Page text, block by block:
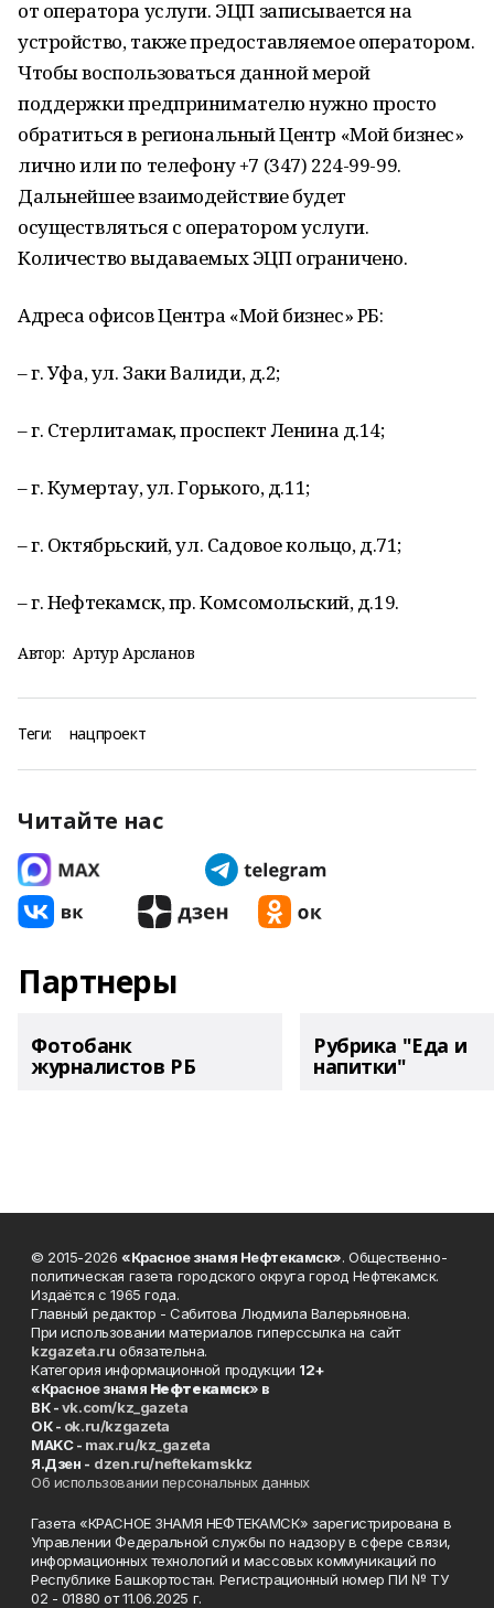
от оператора услуги. ЭЦП записывается на
устройство, также предоставляемое оператором.
Чтобы воспользоваться данной мерой
поддержки предпринимателю нужно просто
обратиться в региональный Центр «Мой бизнес»
лично или по телефону +7 (347) 224-99-99.
Дальнейшее взаимодействие будет
осуществляться с оператором услуги.
Количество выдаваемых ЭЦП ограничено.
Адреса офисов Центра «Мой бизнес» РБ:
– г. Уфа, ул. Заки Валиди, д.2;
– г. Стерлитамак, проспект Ленина д.14;
– г. Кумертау, ул. Горького, д.11;
– г. Октябрьский, ул. Садовое кольцо, д.71;
– г. Нефтекамск, пр. Комсомольский, д.19.
Автор: Артур Арсланов
Теги: нацпроект
Читайте нас
Партнеры
Фотобанк
журналистов РБ
Рубрика "Еда и
напитки"
© 2015-2026 «Красное знамя Нефтекамск». Общественно-
политическая газета городского округа город Нефтекамск.
Издаётся с 1965 года.
Главный редактор - Сабитова Людмила Валерьяновна.
При использовании материалов гиперссылка на сайт
kzgazeta.ru обязательна.
Категория информационной продукции 12+
«Красное знамя Нефтекамск» в
ВК -vk.com/kz_gazeta
ОК - ok.ru/kzgazeta
MAKC - max.ru/kz_gazeta
Я.Дзен - dzen.ru/neftekamskkz
Об использовании персональных данных
Газета «КРАСНОЕ ЗНАМЯ НЕФТЕКАМСК» зарегистрирована в
Управлении Федеральной службы по надзору в сфере связи,
информационных технологий и массовых коммуникаций по
Республике Башкортостан. Регистрационный номер ПИ № ТУ
02 - 01880 от 11.06.2025 г.